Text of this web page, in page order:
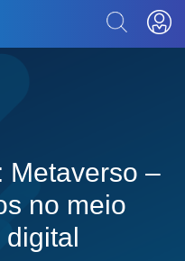
Metaverso –
no meio
digital